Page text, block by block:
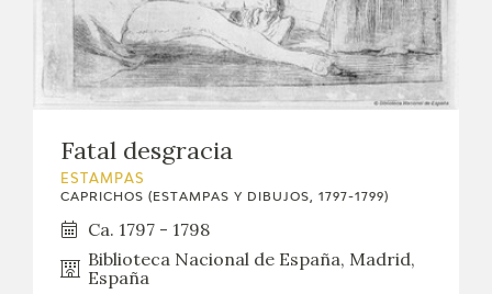
Fatal desgracia
ESTAMPAS
CAPRICHOS (ESTAMPAS Y DIBUJOS, 1797-1799)
Ca. 1797 - 1798
Biblioteca Nacional de España, Madrid,
España